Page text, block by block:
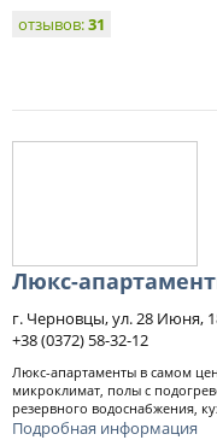
отзывов:31
Люкс-
г. Черновцы, ул. 28 Июня,
+38 (0372) 58-32-12
Люкс-апартаменты в самом
микроклимат, полы с
резервного водоснабжения,
Подробная информация